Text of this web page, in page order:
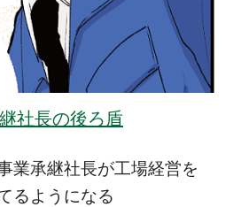
社長の後ろ盾
業承継社長が工場経営を
るようになる